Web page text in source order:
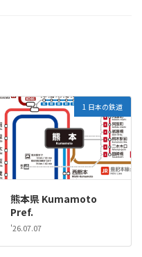
1 日本の鉄道
熊本県 Kumamoto
Pref.
'26.07.07